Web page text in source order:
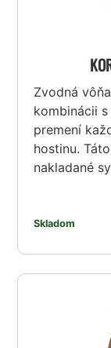
Zvodná
kombinácii
premení
hostinu.
nakladané
Skladom